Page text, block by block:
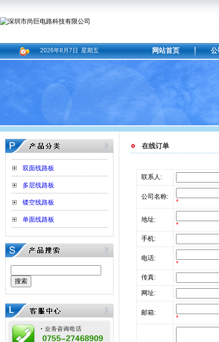
2026年8月7日 星期五 网站首页 公
双面线路板
多层线路板
镂空线路板
单面线路板
在线订单
联系人:
公司名称:
*
地址:
*
手机:
电话:
*
传真:
网址:
邮箱:
*